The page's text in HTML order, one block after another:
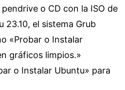
o CD con la ISO de
23.10, el sistema Grub
«Probar o Instalar
gráficos limpios.»
o Instalar Ubuntu» para